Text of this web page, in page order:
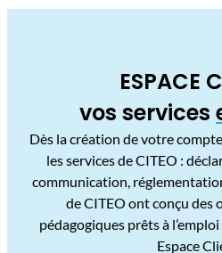
ESPACE
vos services
Dès la création de votre
les services de CITEO :
communication,
de CITEO ont conçu des
pédagogiques prêts à
Espace